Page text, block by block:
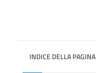
INDICE DELLA PAGINA